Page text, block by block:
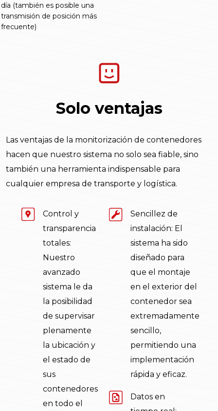
día (también es posible una
transmisión de posición más
frecuente)
Solo ventajas
Las ventajas de la monitorización de contenedores
hacen que nuestro sistema no solo sea fiable, sino
también una herramienta indispensable para
cualquier empresa de transporte y logística.
Control y
transparencia
totales:
Nuestro
avanzado
sistema le da
la posibilidad
de supervisar
plenamente
la ubicación y
el estado de
sus
contenedores
en todo el
Sencillez de
instalación: El
sistema ha sido
diseñado para
que el montaje
en el exterior del
contenedor sea
extremadamente
sencillo,
permitiendo una
implementación
rápida y eficaz.
Datos en